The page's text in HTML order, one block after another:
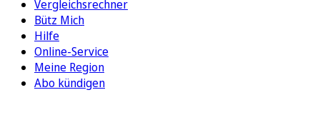
Vergleichsrechner
Bütz Mich
Hilfe
Online-Service
Meine Region
Abo kündigen